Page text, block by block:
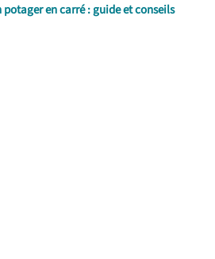
potager en carré : guide et conseils